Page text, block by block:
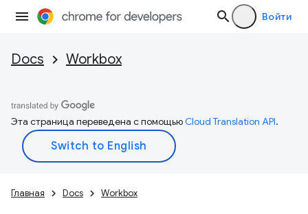
Войти
Docs Workbox
Эта страница переведена с помощьюCloud Translation API.
Главная Docs Workbox